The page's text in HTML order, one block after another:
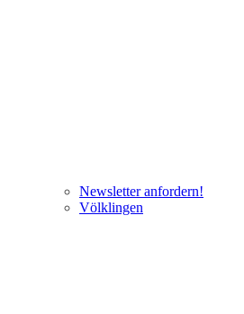
Newsletter anfordern!
Völklingen